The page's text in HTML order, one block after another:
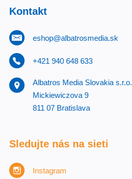
Kontakt
eshop@albatrosmedia.sk
+421 940 648 633
Albatros Media Slovakia s.r.o.
Mickiewiczova 9
811 07 Bratislava
Sledujte nás na sieti
Instagram